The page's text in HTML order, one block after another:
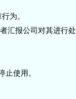
为。
汇报公司对其进行处
使用。